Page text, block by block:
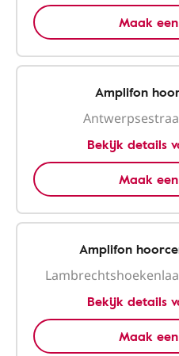
Maak
Amplifon
Bekijk details
Maak
Amplifon
Bekijk details
Maak